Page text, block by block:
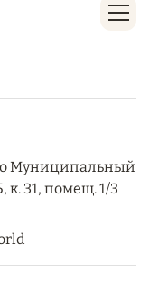
Муниципальный
к. 31, помещ. 1/3